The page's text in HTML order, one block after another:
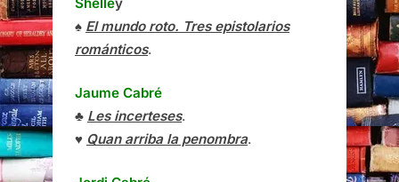
Shelley
♠ El mundo roto. Tres epistolarios
románticos.
Jaume Cabré
♣ Les incerteses.
♥ Quan arriba la penombra.